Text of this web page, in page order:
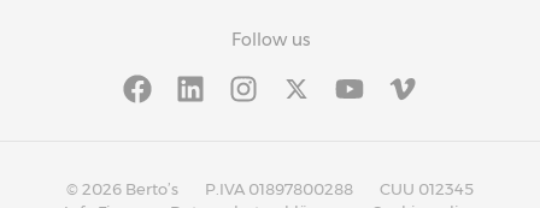
Follow us
© 2026 Berto’s P.IVA 01897800288
CUU 012345